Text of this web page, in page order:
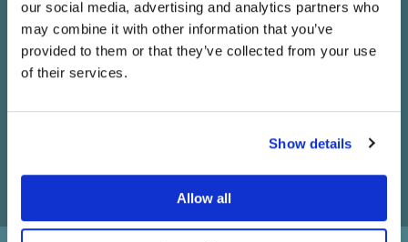
our social media, advertising and analytics partners who
may combine it with other information that you’ve
provided to them or that they’ve collected from your use
of their services.
Show details
Allow all
Nein